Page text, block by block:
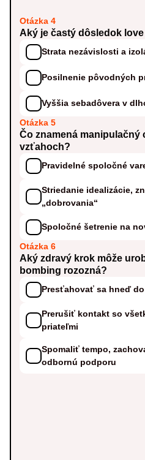
Otázka 4
Aký je častý dôsledok
Strata nezávislosti a
Posilnenie pôvodných
Vyššia sebadôvera v
Otázka 5
Čo znamená manipulačný
vzťahoch?
Pravidelné spoločné
Striedanie idealizácie,
„dobrovania“
Spoločné šetrenie na
Otázka 6
Aký zdravý krok môže
bombing rozozná?
Presťahovať sa hneď
Prerušiť kontakt so
priateľmi
Spomaliť tempo,
odbornú podporu